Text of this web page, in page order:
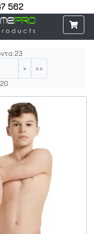
562
23
>
>>
20